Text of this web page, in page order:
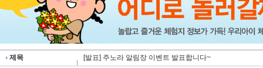
제목
[발표] 주노라 알림장 이벤트 발표합니다~